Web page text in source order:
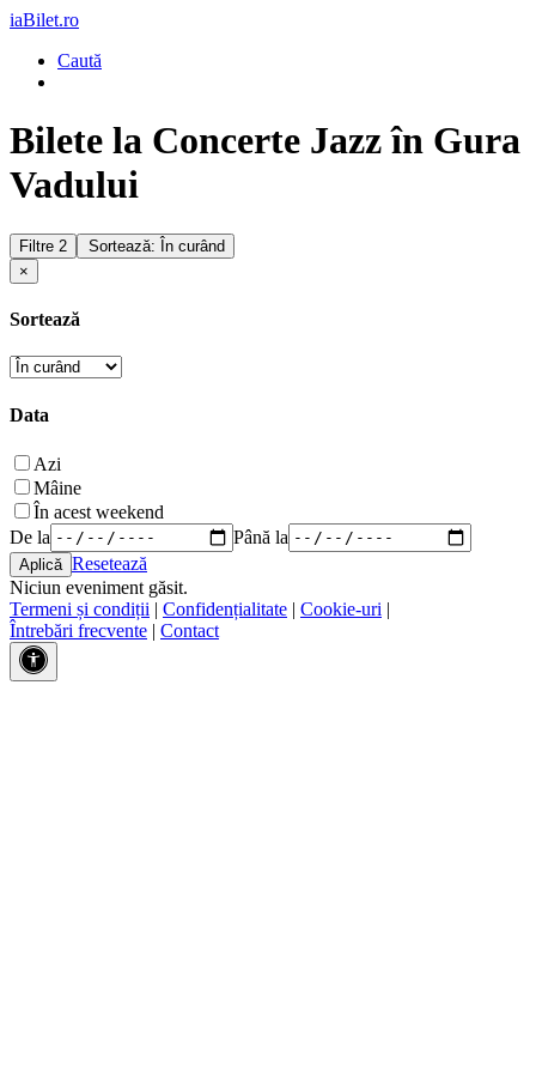
iaBilet.ro
Caută
Bilete la Concerte Jazz în Gura
Vadului
Filtre 2
Sortează: În curând
×
Sortează
Data
Azi
Mâine
În acest weekend
De la
Până la
Resetează
Niciun eveniment găsit.
Termeni și condiții | Confidențialitate | Cookie-uri |
Întrebări frecvente | Contact